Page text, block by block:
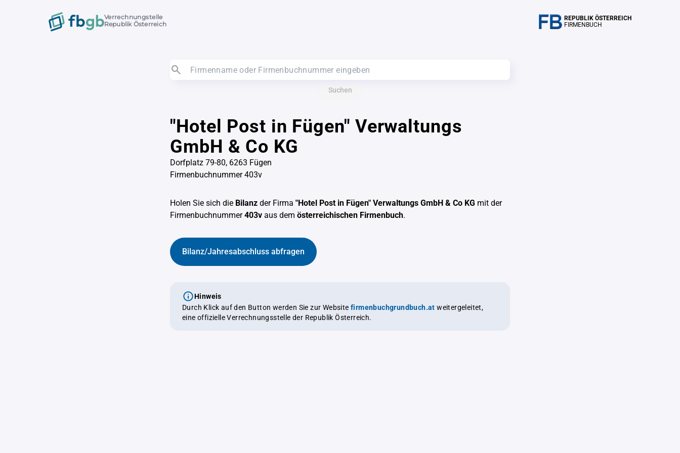
Verrechnungstelle
Republik Österreich
REPUBLIK ÖSTERREICH
FIRMENBUCH
Suchen
"Hotel Post in Fügen" Verwaltungs
GmbH & Co KG
Dorfplatz 79-80, 6263 Fügen
Firmenbuchnummer 403v
Holen Sie sich die Bilanz der Firma "Hotel Post in Fügen" Verwaltungs GmbH & Co KG mit der
Firmenbuchnummer403v aus dem österreichischen Firmenbuch.
Bilanz/Jahresabschluss abfragen
Hinweis
Durch Klick auf den Button werden Sie zur Website firmenbuchgrundbuch.at weitergeleitet,
eine offizielle Verrechnungsstelle der Republik Österreich.